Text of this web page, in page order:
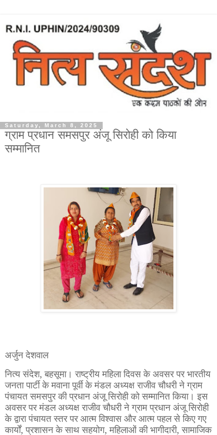
Saturday, March 8, 2025
ग्राम प्रधान समसपुर अंजू सिरोही को किया
सम्मानित
अर्जुन देशवाल
नित्य संदेश, बहसूमा। राष्ट्रीय महिला दिवस के अवसर पर भारतीय
जनता पार्टी के मवाना पूर्वी के मंडल अध्यक्ष राजीव चौधरी ने ग्राम
पंचायत समसपुर की प्रधान अंजू सिरोही को सम्मानित किया। इस
अवसर पर मंडल अध्यक्ष राजीव चौधरी ने ग्राम प्रधान अंजू सिरोही
के द्वारा पंचायत स्तर पर आत्म विश्वास और आत्म पहल से किए गए
कार्यों, प्रशासन के साथ सहयोग, महिलाओं की भागीदारी, सामाजिक